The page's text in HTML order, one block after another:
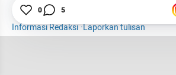
Onadio Leonardo Narkoba
Onadio
Informasi Redaksi·Laporkan tulisan
0 5